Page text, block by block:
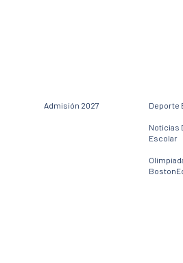
Admisión 2027 Deporte
Noticias
Escolar